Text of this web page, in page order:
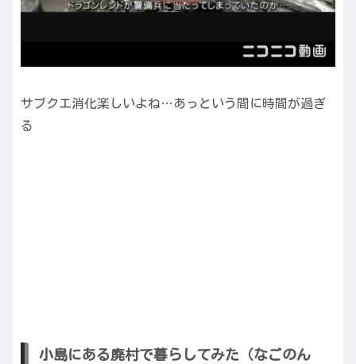
サブクエ消化楽しいよね…あっという間に時間が過ぎ
る
小島にある廃村で暮らしてみた（なごのん